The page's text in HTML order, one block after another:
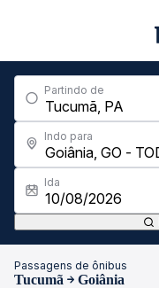
Partindo de
Indo para
Ida
Passagens de ônibus
Tucumã Goiânia